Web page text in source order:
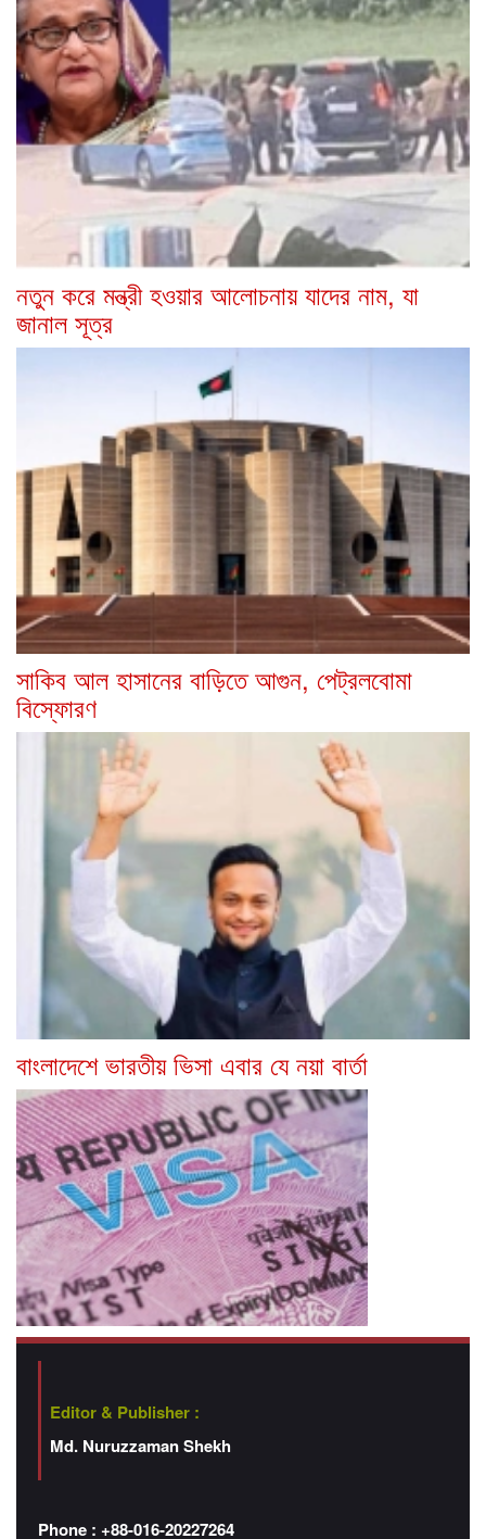
নতুন করে মন্ত্রী হওয়ার আলোচনায় যাদের নাম, যা
জানাল সূত্র
সাকিব আল হাসানের বাড়িতে আগুন, পেট্রলবোমা
বিস্ফোরণ
বাংলাদেশে ভারতীয় ভিসা এবার যে নয়া বার্তা
Editor & Publisher :
Md. Nuruzzaman Shekh
Phone : +88-016-20227264